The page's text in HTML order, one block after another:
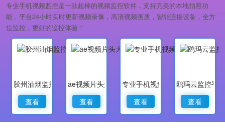
专业手机视频监控是一款超棒的视频监控软件，支持完美的本地拍照功
能，平台24小时实时更新视频录像，高清视频画质，智能连接设备，全方
位监控，更好的监控体验！
胶州油烟监控
查看
ae视频片头大师
查看
专业手机视频监控
查看
鸥玛云监控平
查看